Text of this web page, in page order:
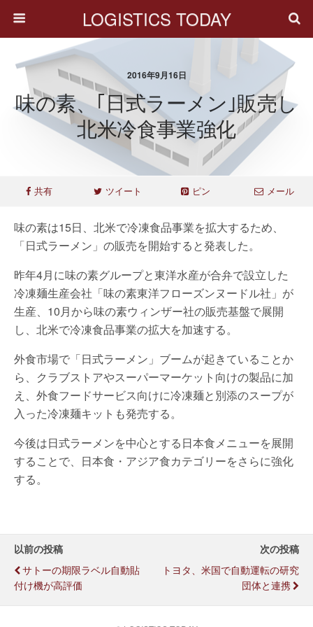
LOGISTICS TODAY
2016年9月16日
味の素、｢日式ラーメン｣販売し
北米冷食事業強化
共有 ツイート ピン メール
味の素は15日、北米で冷凍食品事業を拡大するため、
「日式ラーメン」の販売を開始すると発表した。
昨年4月に味の素グループと東洋水産が合弁で設立した
冷凍麺生産会社「味の素東洋フローズンヌードル社」が
生産、10月から味の素ウィンザー社の販売基盤で展開
し、北米で冷凍食品事業の拡大を加速する。
外食市場で「日式ラーメン」ブームが起きていることか
ら、クラブストアやスーパーマーケット向けの製品に加
え、外食フードサービス向けに冷凍麺と別添のスープが
入った冷凍麺キットも発売する。
今後は日式ラーメンを中心とする日本食メニューを展開
することで、日本食・アジア食カテゴリーをさらに強化
する。
以前の投稿
サトーの期限ラベル自動貼
付け機が高評価
次の投稿
トヨタ、米国で自動運転の研究
団体と連携